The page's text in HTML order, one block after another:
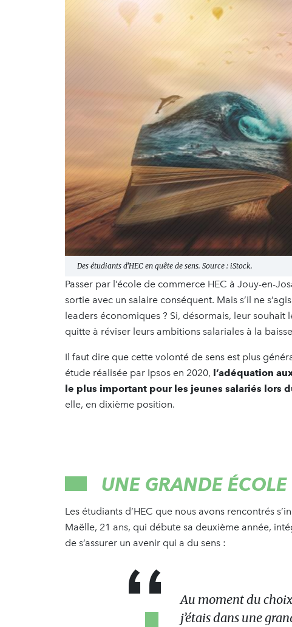
Des étudiants d'HEC en quête de sens. Source : iStock.
Passer par l’école de commerce HEC à Jouy-en-
sortie avec un salaire conséquent. Mais s’il ne
leaders économiques ? Si, désormais, leur
quitte à réviser leurs ambitions salariales à la
Il faut dire que cette volonté de sens est plus
étude réalisée par Ipsos en 2020, l’adéquation
le plus important pour les jeunes salariés lors
elle, en dixième position.
UNE GRANDE
Les étudiants d’HEC que nous avons rencontrés
Maëlle, 21 ans, qui débute sa deuxième année,
de s’assurer un avenir qui a du sens :
Au moment du
j’étais dans une